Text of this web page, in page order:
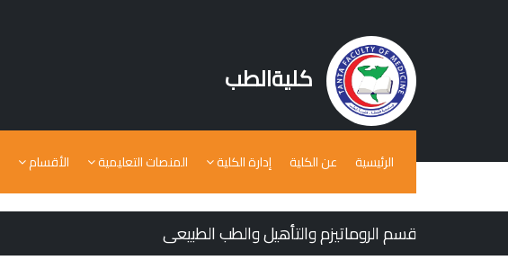
كليةالطب
الرئيسية عن الكلية إدارة الكلية المنصات التعليمية الأقسام
قسم الروماتيزم والتأهيل والطب الطبيعى